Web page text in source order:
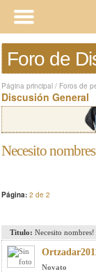
Foro de
Página principal / Foros de
Discusión General
Necesito
Página: 2 de 2
Titulo: Necesito nombres!
Novato